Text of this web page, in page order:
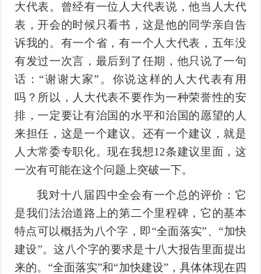
大代表。曾经有一位人大代表说，他当人大代
表，开会的时候只看书，这是他的同学亲自告
诉我的。有一个省，有一个人大代表，五年没
有发过一次言，最后到了任期，他只说了一句
话：“谢谢大家”。你说这样的人大代表有用
吗？所以，人大代表不要作为一种荣誉性的安
排，一定要让有治国的水平和治国的愿望的人
来担任，这是一个建议。还有一个建议，就是
人大常委专职化。现在我想12条建议里面，这
一次有可能在这个问题上突破一下。
我对十八届四中全会有一个总的评价：它
是我们法治道路上的第二个里程碑，它的基本
特点可以概括为八个字，即“全面落实”、“加快
建设”。这八个字的要求是十八大报告里面提出
来的。“全面落实”和“加快建设”，具体体现在四